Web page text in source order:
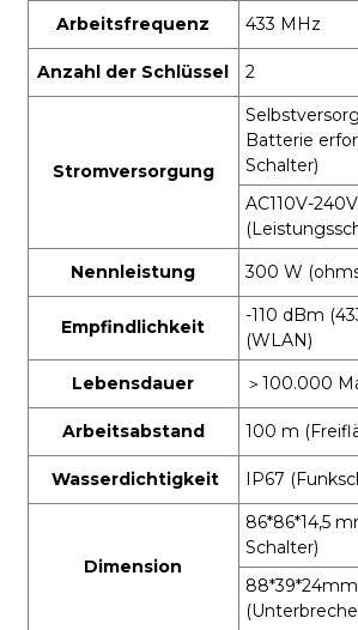
Arbeitsfrequenz 433 MHz
Anzahl der Schlüssel 2
Stromversorgung
Batterie
Schalter)
AC110V-
Nennleistung
300 W
Empfindlichkeit
-110 dBm
(WLAN)
Lebensdauer
＞100.000
Arbeitsabstand 100 m
Wasserdichtigkeit IP67
Dimension
86*86*14,5
Schalter)
88*39*24mm